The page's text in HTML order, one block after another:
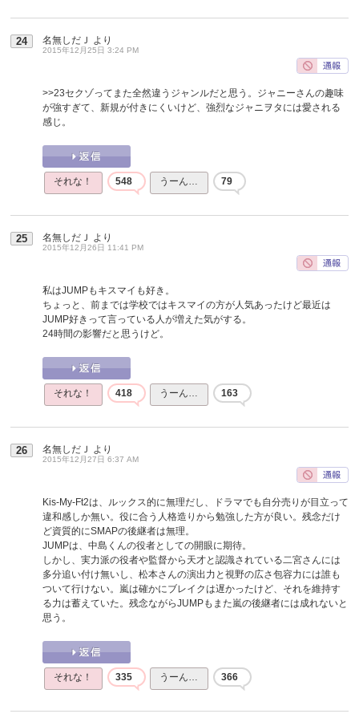
24 名無しだＪ より
2015年12月25日 3:24 PM
>>23セクゾってまた全然違うジャンルだと思う。ジャニーさんの趣味
が強すぎて、新規が付きにくいけど、強烈なジャニヲタには愛される
感じ。
それな！ 548 うーん… 79
25 名無しだＪ より
2015年12月26日 11:41 PM
私はJUMPもキスマイも好き。
ちょっと、前までは学校ではキスマイの方が人気あったけど最近は
JUMP好きって言っている人が増えた気がする。
24時間の影響だと思うけど。
それな！ 418 うーん… 163
26 名無しだＪ より
2015年12月27日 6:37 AM
Kis-My-Ft2は、ルックス的に無理だし、ドラマでも自分売りが目立って
違和感しか無い。役に合う人格造りから勉強した方が良い。残念だけ
ど資質的にSMAPの後継者は無理。
JUMPは、中島くんの役者としての開眼に期待。
しかし、実力派の役者や監督から天才と認識されている二宮さんには
多分追い付け無いし、松本さんの演出力と視野の広さ包容力には誰も
ついて行けない。嵐は確かにブレイクは遅かったけど、それを維持す
る力は蓄えていた。残念ながらJUMPもまた嵐の後継者には成れないと
思う。
それな！ 335 うーん… 366